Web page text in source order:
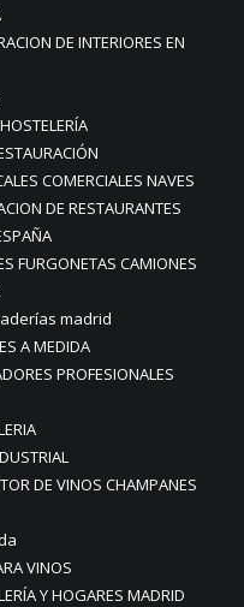
DE INTERIORES EN
COMERCIALES NAVES
DE RESTAURANTES
FURGONETAS CAMIONES
madrid
A MEDIDA
PROFESIONALES
DE VINOS CHAMPANES
VINOS
Y HOGARES MADRID